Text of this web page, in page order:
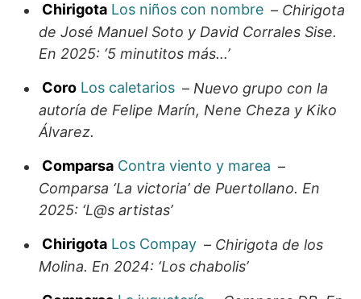
Chirigota Los niños con nombre – Chirigota
de José Manuel Soto y David Corrales Sise.
En 2025: ‘5 minutitos más…’
Coro Los caletarios – Nuevo grupo con la
autoría de Felipe Marín, Nene Cheza y Kiko
Álvarez.
Comparsa Contra viento y marea –
Comparsa ‘La victoria’ de Puertollano. En
2025: ‘L@s artistas’
Chirigota Los Compay – Chirigota de los
Molina. En 2024: ‘Los chabolis’